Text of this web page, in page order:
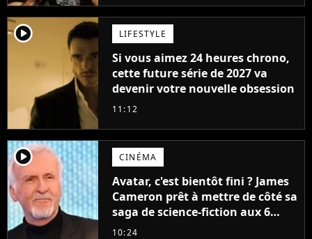
player2 LIFESTYLE
Si vous aimez 24 heures chrono,
cette future série de 2027 va
devenir votre nouvelle obsession
11:12
player2 CINÉMA
Avatar, c'est bientôt fini ? James
Cameron prêt à mettre de côté sa
saga de science-fiction aux 6
milliards de recettes
10:24